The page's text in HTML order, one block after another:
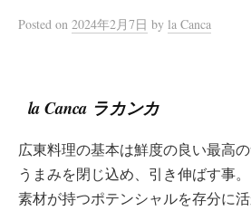
Posted on 2024年2月7日 by la Canca
la Canca ラカンカ
広東料理の基本は鮮度の良い最高
うまみを閉じ込め、引き伸ばす事。
素材が持つポテンシャルを存分に